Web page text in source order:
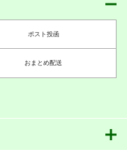
ポスト投函
おまとめ配送